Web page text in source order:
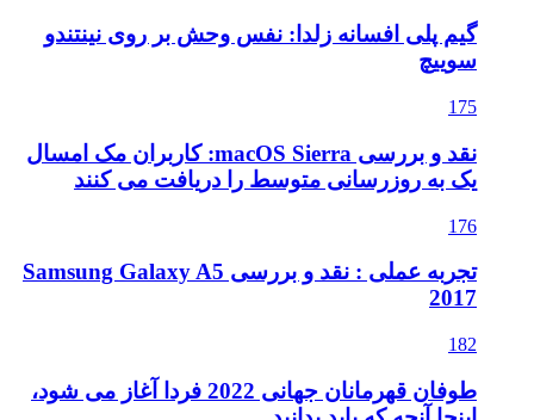
گیم پلی افسانه زلدا: نفس وحش بر روی نینتندو
سوییچ
175
نقد و بررسی macOS Sierra: کاربران مک امسال
یک به روزرسانی متوسط را دریافت می کنند
176
تجربه عملی : نقد و بررسی Samsung Galaxy A5
2017
182
طوفان قهرمانان جهانی 2022 فردا آغاز می شود،